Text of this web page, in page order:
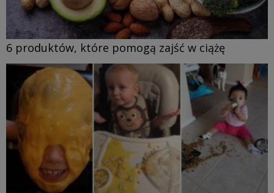
6 produktów, które pomogą zajść w ciążę